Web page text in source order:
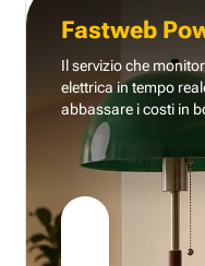
Fastweb
Il servizio che
elettrica in tempo
abbassare i costi in